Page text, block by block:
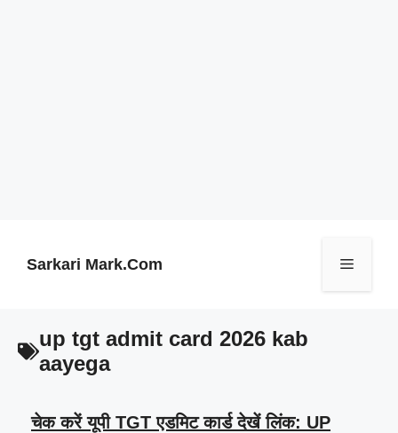
Sarkari Mark.Com Menu
up tgt admit card 2026 kab
aayega
चेक करें यूपी TGT एडमिट कार्ड देखें लिंक: UP